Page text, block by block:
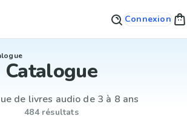
Connexion
Catalogue
de livres audio de 3 à 8 ans
484 résultats